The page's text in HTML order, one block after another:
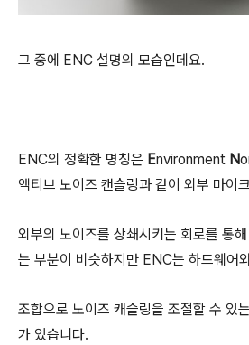
그 중에 ENC 설명의 모습인데요.
ENC의 정확한 명칭은 Environment N
액티브 노이즈 캔슬링과 같이 외부 마이
외부의 노이즈를 상쇄시키는 회로를 통
는 부분이 비슷하지만 ENC는 하드웨어
조합으로 노이즈 캐슬링을 조절할 수 있는
가 있습니다.